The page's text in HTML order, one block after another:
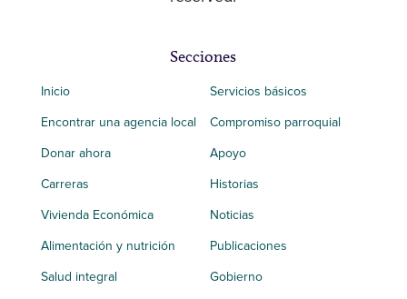
Secciones
Inicio
Encontrar una agencia local
Donar ahora
Carreras
Vivienda Económica
Alimentación y nutrición
Salud integral
Servicios básicos
Compromiso parroquial
Apoyo
Historias
Noticias
Publicaciones
Gobierno